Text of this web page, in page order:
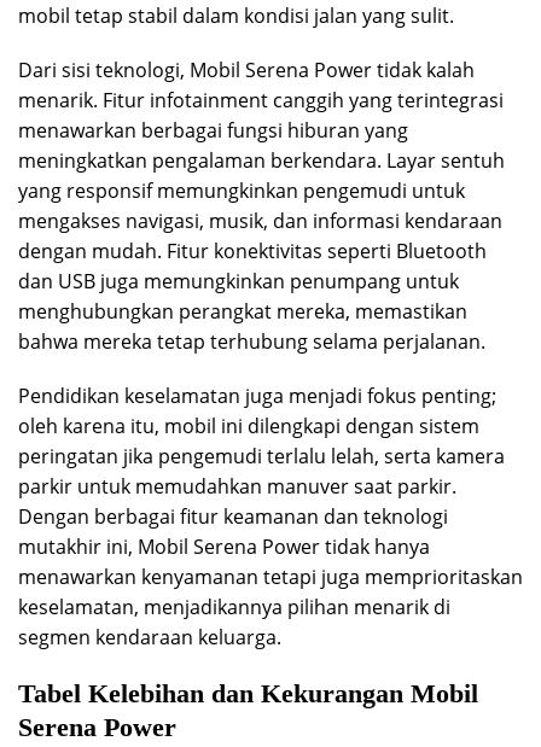
mobil tetap stabil dalam kondisi jalan yang sulit.
Dari sisi teknologi, Mobil Serena Power tidak kalah
menarik. Fitur infotainment canggih yang terintegrasi
menawarkan berbagai fungsi hiburan yang
meningkatkan pengalaman berkendara. Layar sentuh
yang responsif memungkinkan pengemudi untuk
mengakses navigasi, musik, dan informasi kendaraan
dengan mudah. Fitur konektivitas seperti Bluetooth
dan USB juga memungkinkan penumpang untuk
menghubungkan perangkat mereka, memastikan
bahwa mereka tetap terhubung selama perjalanan.
Pendidikan keselamatan juga menjadi fokus penting;
oleh karena itu, mobil ini dilengkapi dengan sistem
peringatan jika pengemudi terlalu lelah, serta kamera
parkir untuk memudahkan manuver saat parkir.
Dengan berbagai fitur keamanan dan teknologi
mutakhir ini, Mobil Serena Power tidak hanya
menawarkan kenyamanan tetapi juga memprioritaskan
keselamatan, menjadikannya pilihan menarik di
segmen kendaraan keluarga.
Tabel Kelebihan dan Kekurangan Mobil
Serena Power